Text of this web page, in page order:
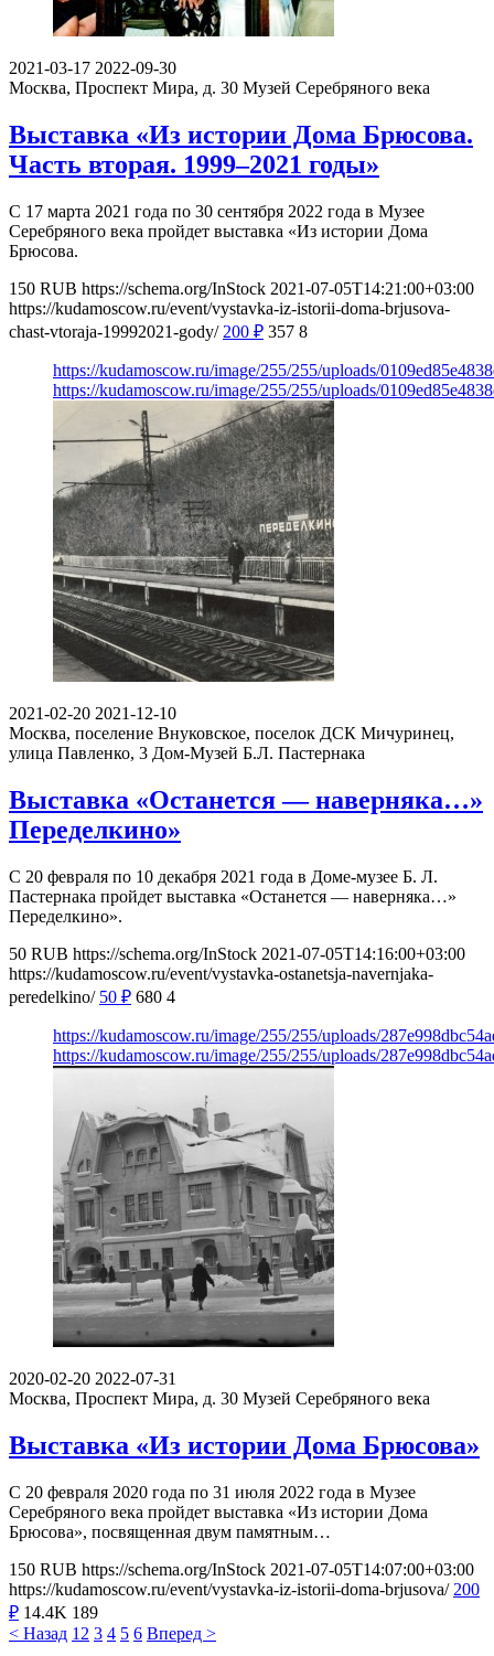
2021-03-17 2022-09-30
Москва, Проспект Мира, д. 30 Музей Серебряного века
Выставка «Из истории Дома Брюсова.
Часть вторая. 1999–2021 годы»
С 17 марта 2021 года по 30 сентября 2022 года в Музее
Серебряного века пройдет выставка «Из истории Дома
Брюсова.
150 RUB https://schema.org/InStock 2021-07-05T14:21:00+03:00
https://kudamoscow.ru/event/vystavka-iz-istorii-doma-brjusova-
chast-vtoraja-19992021-gody/ 200 ₽ 357 8
https://kudamoscow.ru/image/255/255/uploads/
https://kudamoscow.ru/image/255/255/uploads/
2021-02-20 2021-12-10
Москва, поселение Внуковское, поселок ДСК Мичуринец,
улица Павленко, 3 Дом-Музей Б.Л. Пастернака
Выставка «Останется — наверняка…»
Переделкино»
С 20 февраля по 10 декабря 2021 года в Доме-музее Б. Л.
Пастернака пройдет выставка «Останется — наверняка…»
Переделкино».
50 RUB https://schema.org/InStock 2021-07-05T14:16:00+03:00
https://kudamoscow.ru/event/vystavka-ostanetsja-navernjaka-
peredelkino/ 50 ₽ 680 4
https://kudamoscow.ru/image/255/255/uploads/
https://kudamoscow.ru/image/255/255/uploads/
2020-02-20 2022-07-31
Москва, Проспект Мира, д. 30 Музей Серебряного века
Выставка «Из истории Дома Брюсова»
С 20 февраля 2020 года по 31 июля 2022 года в Музее
Серебряного века пройдет выставка «Из истории Дома
Брюсова», посвященная двум памятным…
150 RUB https://schema.org/InStock 2021-07-05T14:07:00+03:00
https://kudamoscow.ru/event/vystavka-iz-istorii-doma-brjusova/ 200
₽ 14.4K 189
< Назад 1 2 3 4 5 6 Вперед >